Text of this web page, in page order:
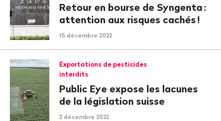
Retour en bourse de Syngenta :
attention aux risques cachés !
15 décembre 2022
Exportations de pesticides
interdits
Public Eye expose les lacunes
de la législation suisse
2 décembre 2022